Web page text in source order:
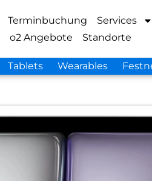
Terminbuchung Services
o2 Angebote Standorte
Tablets Wearables